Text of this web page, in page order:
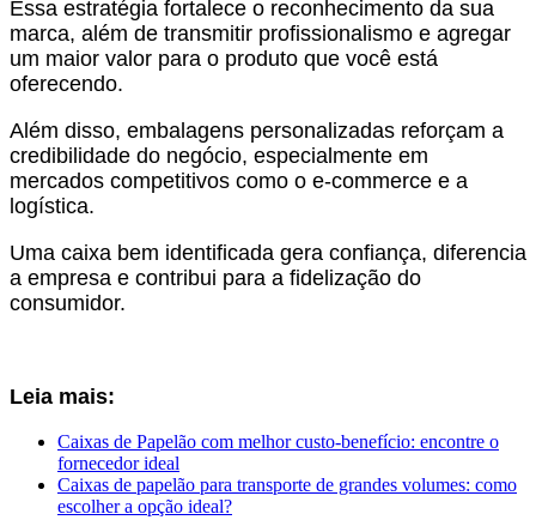
Essa estratégia fortalece o reconhecimento da sua
marca, além de transmitir profissionalismo e agregar
um maior valor para o produto que você está
oferecendo.
Além disso, embalagens personalizadas reforçam a
credibilidade do negócio, especialmente em
mercados competitivos como o e-commerce e a
logística.
Uma caixa bem identificada gera confiança, diferencia
a empresa e contribui para a fidelização do
consumidor.
Leia mais:
Caixas de Papelão com melhor custo-benefício: encontre o
fornecedor ideal
Caixas de papelão para transporte de grandes volumes: como
escolher a opção ideal?